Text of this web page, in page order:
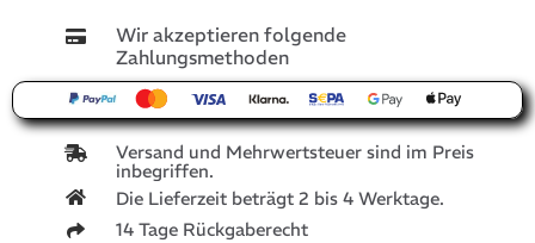
Wir akzeptieren folgende
Zahlungsmethoden
Versand und Mehrwertsteuer sind im Preis
inbegriffen.
Die Lieferzeit beträgt 2 bis 4 Werktage.
14 Tage Rückgaberecht